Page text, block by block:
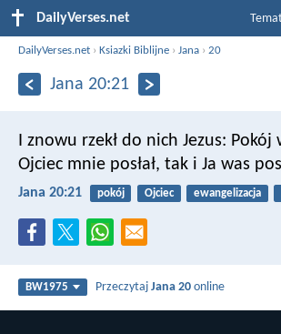
DailyVerses.net
DailyVerses.net ›Ksiazki Biblijne ›Jana ›20
Jana 20:21
I znowu rzekł do nich Jezus: Pokój
Ojciec mnie posłał, tak i Ja was
Jana 20:21 pokój Ojciec ewangelizacja
BW1975 PrzeczytajJana 20 online